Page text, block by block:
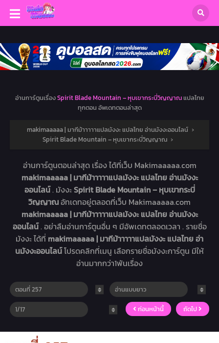
อ่านการ์ตูนเรื่องSpirit Blade Mountain – หุบเขากระบี่วิญญาณแปลไทย
ทุกตอน อัพเดทตอนล่าสุด
makimaaaaa | มากีม้าาาาาแปลมังงะ แปลไทย อ่านมังงะออนไลน์ ›
Spirit Blade Mountain – หุบเขากระบี่วิญญาณ ›
อ่านการ์ตูนตอนล่าสุด เรื่องได้ที่เว็บ Makimaaaaa.com
makimaaaaa | มากีม้าาาาาแปลมังงะ แปลไทย อ่านมังงะ
ออนไลน์. มังงะSpirit Blade Mountain – หุบเขากระบี่
วิญญาณอัทเดทอยู่ตลอดที่เว็บ Makimaaaaa.com
makimaaaaa | มากีม้าาาาาแปลมังงะ แปลไทย อ่านมังงะ
ออนไลน์. อย่าลืมอ่านการ์ตูนอื่น ๆ มีอัพเดทตลอดเวลา . รายชื่อ
มังงะ ได้ที่ makimaaaaa | มากีม้าาาาาแปลมังงะ แปลไทย อ่า
นมังงะออนไลน์โปรดคลิกที่เมนู เลือกรายชื่อมังงะการ์ตูน มีให้
อ่านมากกว่า1พันเรื่อง
ก่อนหน้านี้ ถัดไป